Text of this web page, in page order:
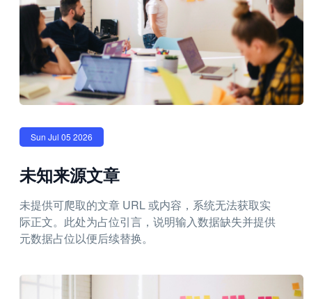
Sun Jul 05 2026
未知来源文章
未提供可爬取的文章 URL 或内容，系统无法获取实
际正文。此处为占位引言，说明输入数据缺失并提供
元数据占位以便后续替换。